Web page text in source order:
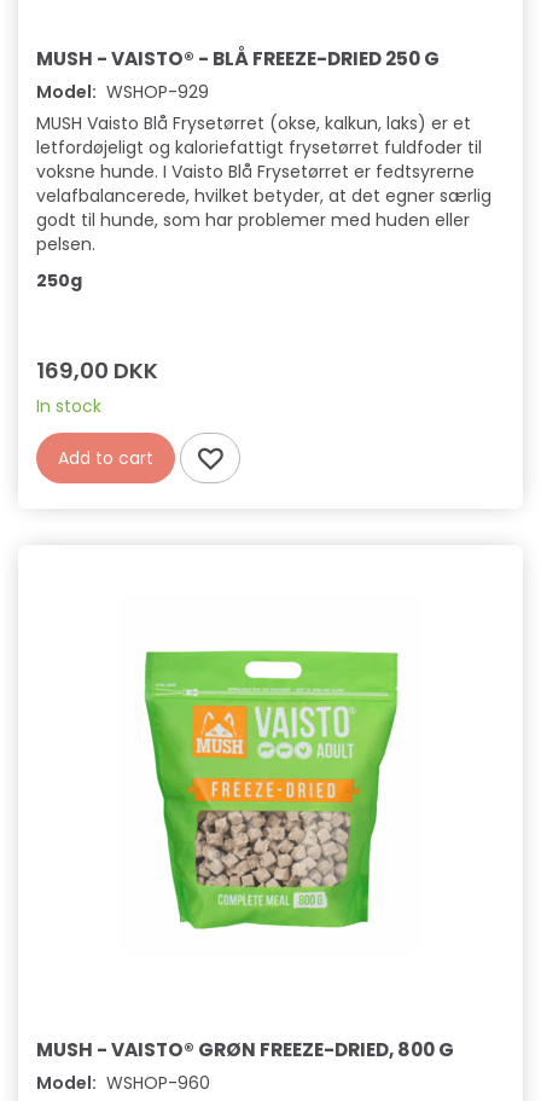
MUSH - VAISTO® - BLÅ FREEZE-DRIED 250 G
Model: WSHOP-929
MUSH Vaisto Blå Frysetørret (okse, kalkun, laks) er et
letfordøjeligt og kaloriefattigt frysetørret fuldfoder til
voksne hunde. I Vaisto Blå Frysetørret er fedtsyrerne
velafbalancerede, hvilket betyder, at det egner særlig
godt til hunde, som har problemer med huden eller
pelsen.
250g
169,00 DKK
In stock
Add to cart
MUSH - VAISTO® GRØN FREEZE-DRIED, 800 G
Model: WSHOP-960